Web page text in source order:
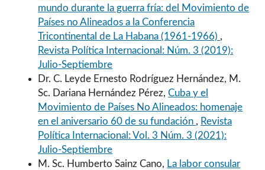
mundo durante la guerra fría: del Movimiento de
Países no Alineados a la Conferencia
Tricontinental de La Habana (1961-1966) ,
Revista Política Internacional: Núm. 3 (2019):
Julio-Septiembre
Dr. C. Leyde Ernesto Rodríguez Hernández, M.
Sc. Dariana Hernández Pérez,Cuba y el
Movimiento de Países No Alineados: homenaje
en el aniversario 60 de su fundación , Revista
Política Internacional: Vol. 3 Núm. 3 (2021):
Julio-Septiembre
M. Sc. Humberto Sainz Cano, La labor consular